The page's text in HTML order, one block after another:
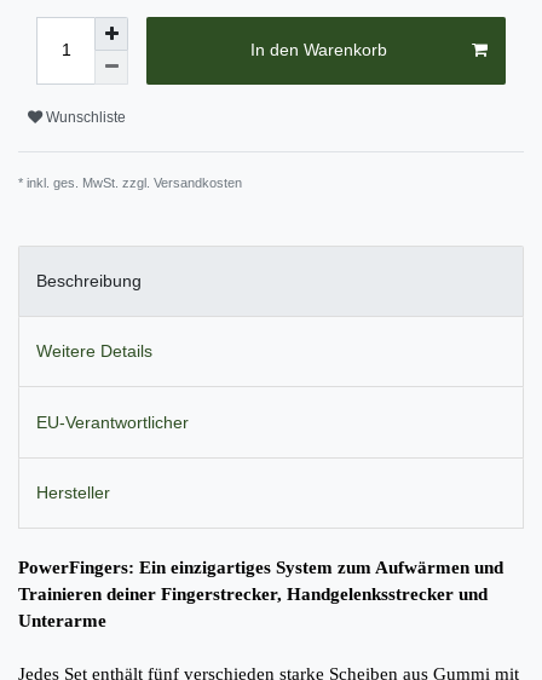
In den Warenkorb
Wunschliste
* inkl. ges. MwSt. zzgl. Versandkosten
Beschreibung
Weitere Details
EU-Verantwortlicher
Hersteller
PowerFingers: Ein einzigartiges System zum Aufwärmen und
Trainieren deiner Fingerstrecker, Handgelenksstrecker und
Unterarme
Jedes Set enthält fünf verschieden starke Scheiben aus Gummi mit